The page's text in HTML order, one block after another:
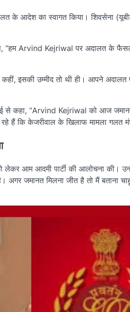
के आदेश का स्वागत किया। शिवसेना
“हम Arvind Kejriwal पर अदालत के
कहीं, इसकी उम्मीद तो थी ही। आपने
से कहा, “Arvind Kejriwal को आज
हैं कि केजरीवाल के खिलाफ मामला गलत
आम आदमी पार्टी की आलोचना की।
जमानत मिलना जीत है तो मैं बताना